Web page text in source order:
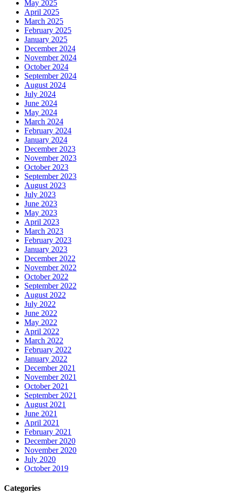
May 2025
April 2025
March 2025
February 2025
January 2025
December 2024
November 2024
October 2024
September 2024
August 2024
July 2024
June 2024
May 2024
March 2024
February 2024
January 2024
December 2023
November 2023
October 2023
September 2023
August 2023
July 2023
June 2023
May 2023
April 2023
March 2023
February 2023
January 2023
December 2022
November 2022
October 2022
September 2022
August 2022
July 2022
June 2022
May 2022
April 2022
March 2022
February 2022
January 2022
December 2021
November 2021
October 2021
September 2021
August 2021
June 2021
April 2021
February 2021
December 2020
November 2020
July 2020
October 2019
Categories